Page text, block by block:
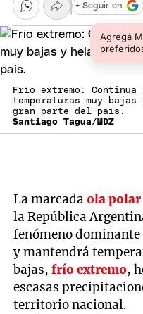
Agregá
+ Seguir en
Frío extremo:
temperaturas muy
gran parte del país.
Santiago Tagua/MDZ
La marcadaola polar
la República
fenómeno
y mantendrá
bajas,frío extremo,
escasas
territorio nacional.